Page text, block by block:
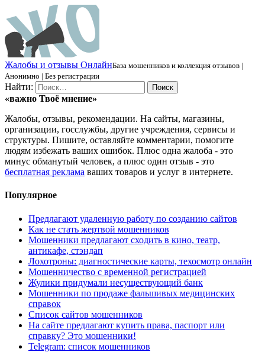
Жалобы и отзывы ОнлайнБаза мошенников и коллекция отзывов |
Анонимно | Без регистрации
Найти:
«важно Твоё мнение»
Жалобы, отзывы, рекомендации. На сайты, магазины,
организации, госслужбы, другие учреждения, сервисы и
структуры. Пишите, оставляйте комментарии, помогите
людям избежать ваших ошибок. Плюс одна жалоба - это
минус обманутый человек, а плюс один отзыв - это
бесплатная реклама ваших товаров и услуг в интернете.
Популярное
Предлагают удаленную работу по созданию сайтов
Как не стать жертвой мошенников
Мошенники предлагают сходить в кино, театр,
антикафе, стэндап
Лохотроны: диагностические карты, техосмотр онлайн
Мошенничество с временной регистрацией
Жулики придумали несуществующий банк
Мошенники по продаже фальшивых медицинских
справок
Список сайтов мошенников
На сайте предлагают купить права, паспорт или
справку? Это мошенники!
Telegram: список мошенников